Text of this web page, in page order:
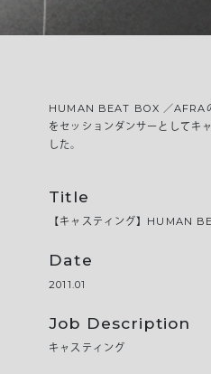
HUMAN BEAT BOX ／AFRA
をセッションダンサーとしてキ
した。
Title
【キャスティング】HUMAN
Date
2011.01
Job Description
キャスティング